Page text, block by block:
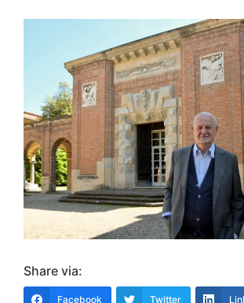
Share via:
Facebook Twitter